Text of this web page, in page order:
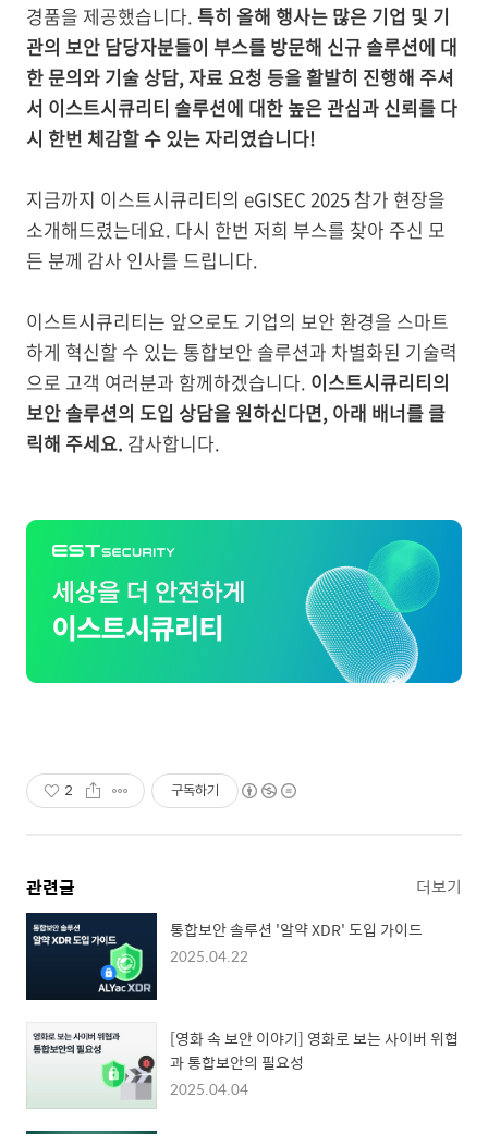
경품을 제공했습니다. 특히 올해 행사는 많은 기업 및 기
관의 보안 담당자분들이 부스를 방문해 신규 솔루션에 대
한 문의와 기술 상담, 자료 요청 등을 활발히 진행해 주셔
서 이스트시큐리티 솔루션에 대한 높은 관심과 신뢰를 다
시 한번 체감할 수 있는 자리였습니다!
지금까지 이스트시큐리티의 eGISEC 2025 참가 현장을
소개해드렸는데요. 다시 한번 저희 부스를 찾아 주신 모
든 분께 감사 인사를 드립니다.
이스트시큐리티는 앞으로도 기업의 보안 환경을 스마트
하게 혁신할 수 있는 통합보안 솔루션과 차별화된 기술력
으로 고객 여러분과 함께하겠습니다. 이스트시큐리티의
보안 솔루션의 도입 상담을 원하신다면, 아래 배너를 클
릭해 주세요. 감사합니다.
2 구독하기
관련글 더보기
통합보안 솔루션 '알약 XDR' 도입 가이드
2025.04.22
[영화 속 보안 이야기] 영화로 보는 사이버 위협
과 통합보안의 필요성
2025.04.04